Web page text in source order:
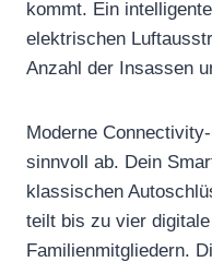
kommt. Ein
elektrischen
Anzahl der Insassen
Moderne
sinnvoll ab. Dein
klassischen
teilt bis zu vier
Familienmitgliedern.